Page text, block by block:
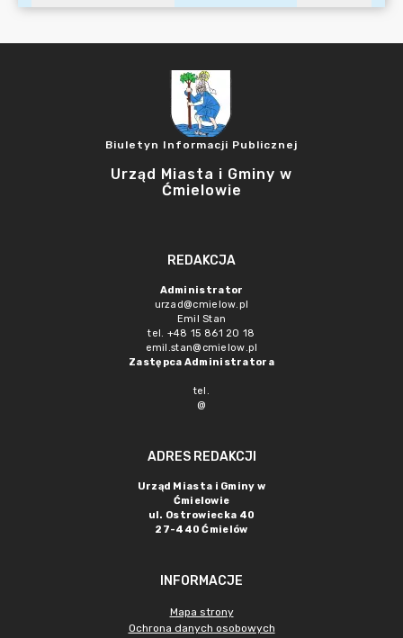
Biuletyn Informacji Publicznej
Urząd Miasta i Gminy w
Ćmielowie
REDAKCJA
Administrator
urzad@cmielow.pl
Emil Stan
tel. +48 15 861 20 18
emil.stan@cmielow.pl
Zastępca Administratora
tel.
@
ADRES REDAKCJI
Urząd Miasta i Gminy w
Ćmielowie
ul. Ostrowiecka 40
27-440 Ćmielów
INFORMACJE
Mapa strony
Ochrona danych osobowych